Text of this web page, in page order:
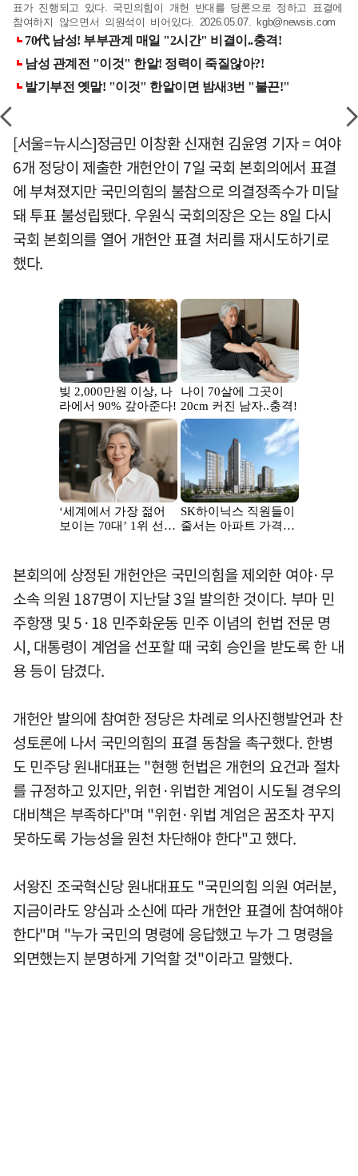
표가 진행되고 있다. 국민의힘이 개헌 반대를 당론으로 정하고 표결에
참여하지 않으면서 의원석이 비어있다. 2026.05.07. kgb@newsis.com
[서울=뉴시스]정금민 이창환 신재현 김윤영 기자 = 여야
6개 정당이 제출한 개헌안이 7일 국회 본회의에서 표결
에 부쳐졌지만 국민의힘의 불참으로 의결정족수가 미달
돼 투표 불성립됐다. 우원식 국회의장은 오는 8일 다시
국회 본회의를 열어 개헌안 표결 처리를 재시도하기로
했다.
본회의에 상정된 개헌안은 국민의힘을 제외한 여야·무
소속 의원 187명이 지난달 3일 발의한 것이다. 부마 민
주항쟁 및 5·18 민주화운동 민주 이념의 헌법 전문 명
시, 대통령이 계엄을 선포할 때 국회 승인을 받도록 한 내
용 등이 담겼다.
개헌안 발의에 참여한 정당은 차례로 의사진행발언과 찬
성토론에 나서 국민의힘의 표결 동참을 촉구했다. 한병
도 민주당 원내대표는 "현행 헌법은 개헌의 요건과 절차
를 규정하고 있지만, 위헌·위법한 계엄이 시도될 경우의
대비책은 부족하다"며 "위헌·위법 계엄은 꿈조차 꾸지
못하도록 가능성을 원천 차단해야 한다"고 했다.
서왕진 조국혁신당 원내대표도 "국민의힘 의원 여러분,
지금이라도 양심과 소신에 따라 개헌안 표결에 참여해야
한다"며 "누가 국민의 명령에 응답했고 누가 그 명령을
외면했는지 분명하게 기억할 것"이라고 말했다.